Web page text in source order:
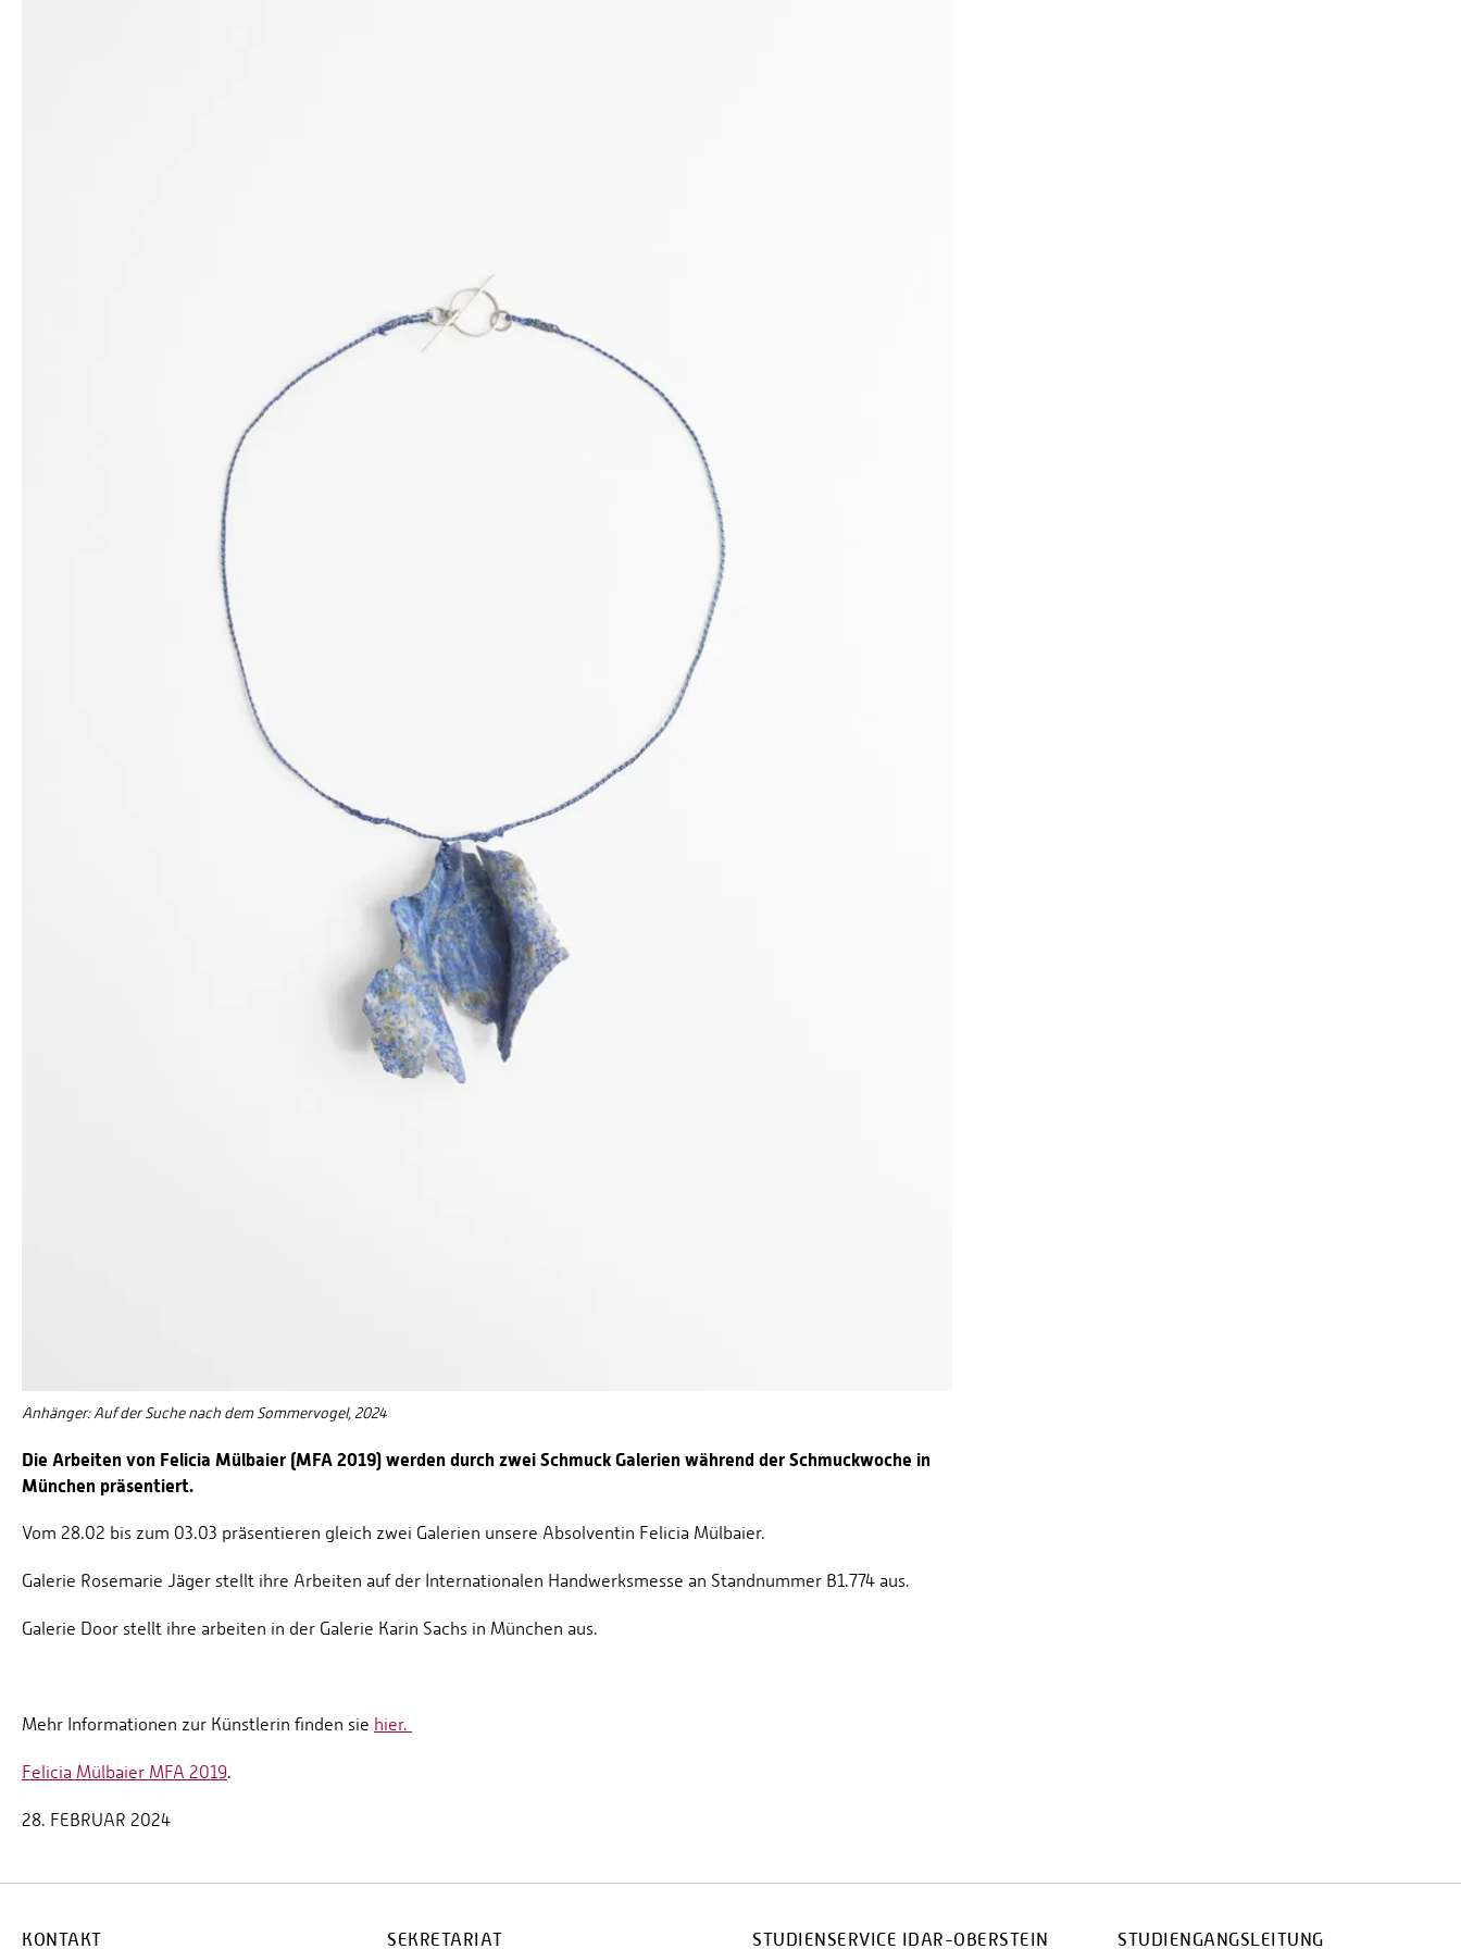
Anhänger: Auf der Suche nach dem Sommervogel, 2024
Die Arbeiten von Felicia Mülbaier (MFA 2019) werden durch zwei Schmuck Galerien während der Schmuckwoche in
München präsentiert.
Vom 28.02 bis zum 03.03 präsentieren gleich zwei Galerien unsere Absolventin Felicia Mülbaier.
Galerie Rosemarie Jäger stellt ihre Arbeiten auf der Internationalen Handwerksmesse an Standnummer B1.774 aus.
Galerie Door stellt ihre arbeiten in der Galerie Karin Sachs in München aus.
Mehr Informationen zur Künstlerin finden sie hier.
Felicia Mülbaier MFA 2019.
28. FEBRUAR 2024
KONTAKT SEKRETARIAT STUDIENSERVICE IDAR-OBERSTEIN STUDIENGANGSLEITUNG